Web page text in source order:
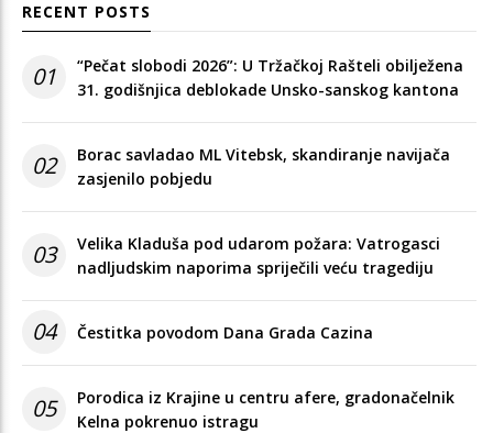
RECENT POSTS
01
“Pečat slobodi 2026”: U Tržačkoj Rašteli obilježena
31. godišnjica deblokade Unsko-sanskog kantona
02
Borac savladao ML Vitebsk, skandiranje navijača
zasjenilo pobjedu
03
Velika Kladuša pod udarom požara: Vatrogasci
nadljudskim naporima spriječili veću tragediju
04 Čestitka povodom Dana Grada Cazina
05
Porodica iz Krajine u centru afere, gradonačelnik
Kelna pokrenuo istragu